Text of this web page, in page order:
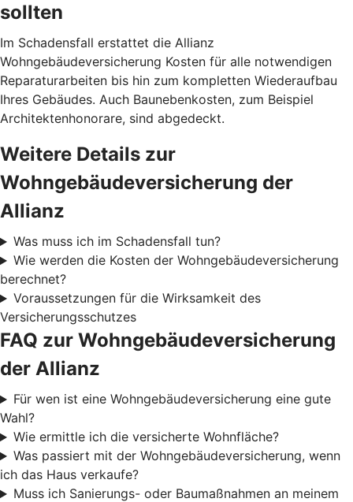
sollten
Im Schadensfall erstattet die Allianz
Wohngebäudeversicherung Kosten für alle notwendigen
Reparaturarbeiten bis hin zum kompletten Wiederaufbau
Ihres Gebäudes. Auch Baunebenkosten, zum Beispiel
Architektenhonorare, sind abgedeckt.
Weitere Details zur
Wohngebäudeversicherung der
Allianz
Was muss ich im Schadensfall tun?
Wie werden die Kosten der Wohngebäudeversicherung
berechnet?
Voraussetzungen für die Wirksamkeit des
Versicherungsschutzes
FAQ zur Wohngebäudeversicherung
der Allianz
Für wen ist eine Wohngebäudeversicherung eine gute
Wahl?
Wie ermittle ich die versicherte Wohnfläche?
Was passiert mit der Wohngebäudeversicherung, wenn
ich das Haus verkaufe?
Muss ich Sanierungs- oder Baumaßnahmen an meinem